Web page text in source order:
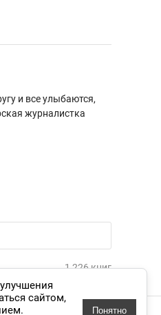
сайтом,
Понятно
и все улыбаются,
журналистка
1 226 книг